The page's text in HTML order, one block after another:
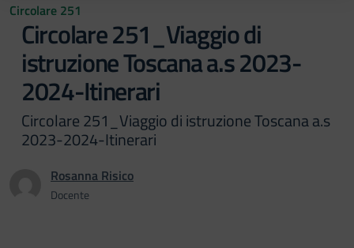
Circolare 251
Circolare 251_Viaggio di
istruzione Toscana a.s 2023-
2024-Itinerari
Circolare 251_Viaggio di istruzione Toscana a.s
2023-2024-Itinerari
Rosanna Risico
Docente